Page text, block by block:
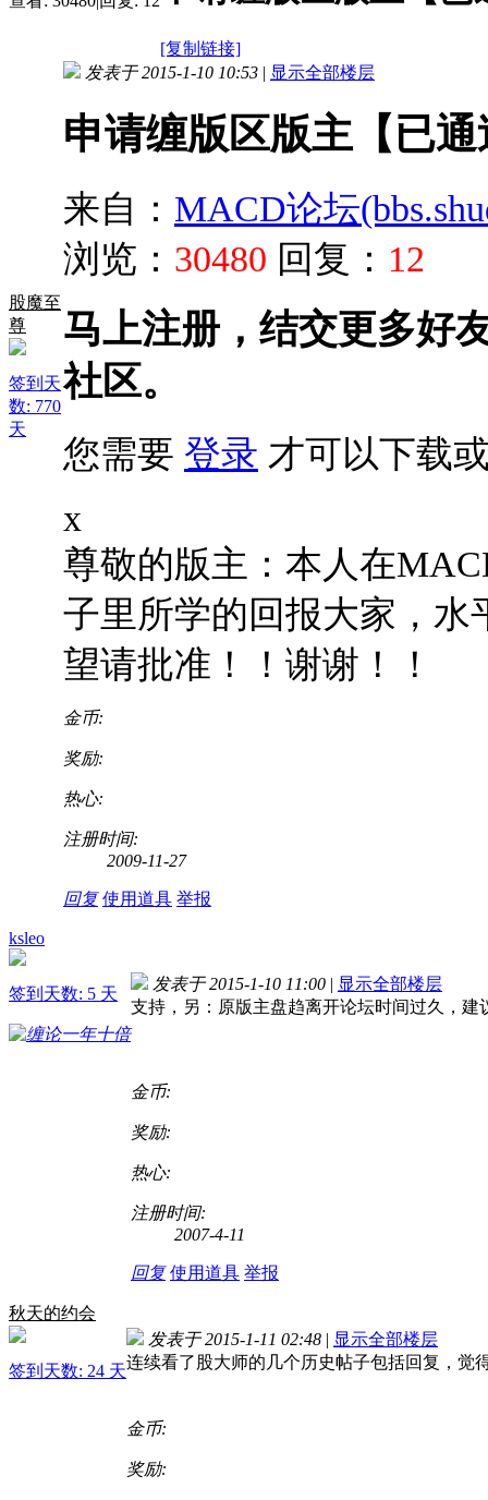
[复制链接]
股魔至
尊
签到天
数: 770
天
发表于 2015-1-10 10:53 | 显示全部楼层
申请缠版区版主【已通
来自： MACD论坛
浏览： 30480 回复： 12
马上注册，结交更多好
社区。
您需要 登录 才可以下载
x
尊敬的版主：本人在
子里所学的回报大家，水
望请批准！！谢谢！！
金币:
奖励:
热心:
注册时间:
2009-11-27
回复 使用道具 举报
ksleo
签到天数: 5 天
发表于 2015-1-10 11:00 | 显示全部楼层
支持，另：原版主盘趋离开论坛时间过久，
金币:
奖励:
热心:
注册时间:
2007-4-11
回复 使用道具 举报
秋天的约会
签到天数: 24 天
发表于 2015-1-11 02:48 | 显示全部楼层
连续看了股大师的几个历史帖子包括回复，觉
金币:
奖励: